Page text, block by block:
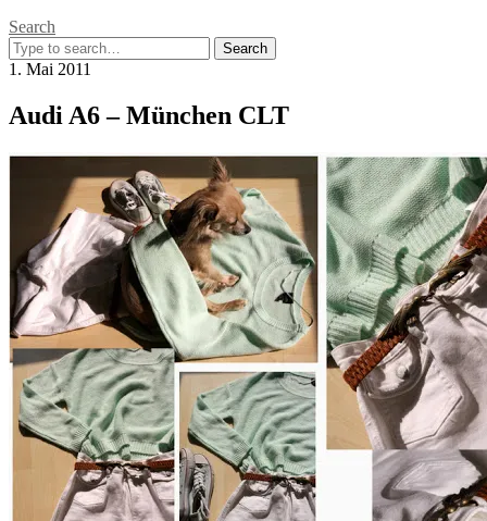
Search
Search
for:
1. Mai 2011
Audi A6 – München CLT